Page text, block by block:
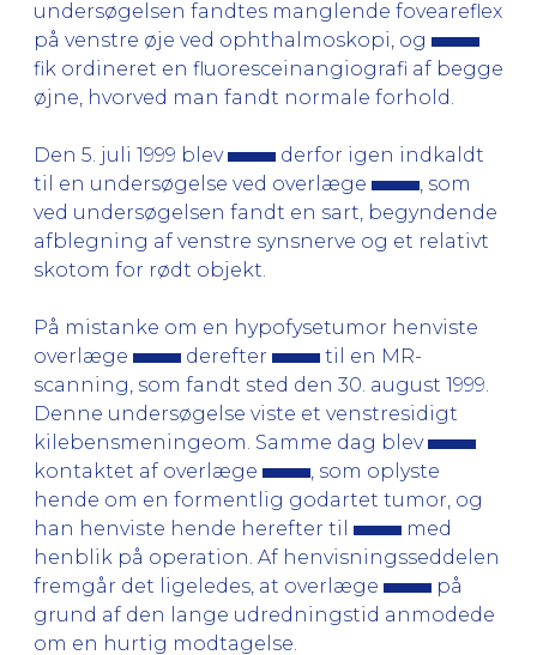
undersøgelsen fandtes manglende foveareflex
på venstre øje ved ophthalmoskopi, og
fik ordineret en fluoresceinangiografi af begge
øjne, hvorved man fandt normale forhold.
Den 5. juli 1999 blev
derfor igen indkaldt
til en undersøgelse ved overlæge
, som
ved undersøgelsen fandt en sart, begyndende
afblegning af venstre synsnerve og et relativt
skotom for rødt objekt.
På mistanke om en hypofysetumor henviste
overlæge
derefter
til en MR-
scanning, som fandt sted den 30. august 1999.
Denne undersøgelse viste et venstresidigt
kilebensmeningeom. Samme dag blev
kontaktet af overlæge
, som oplyste
hende om en formentlig godartet tumor, og
han henviste hende herefter til
med
henblik på operation. Af henvisningsseddelen
fremgår det ligeledes, at overlæge
på
grund af den lange udredningstid anmodede
om en hurtig modtagelse.